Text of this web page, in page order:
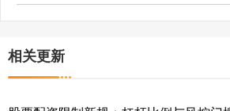
相关更新